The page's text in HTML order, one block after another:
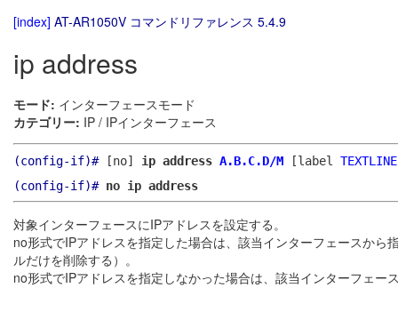
[index] AT-AR1050V コマンドリファレンス 5.4.9
ip address
モード: インターフェースモード
カテゴリー: IP / IPインターフェース
(config-if)#[no] ip address A.B.C.D/M [label TEXTLINE
(config-if)# no ip address
対象インターフェースにIPアドレスを設定する。
no形式でIPアドレスを指定した場合は、該当インターフェースか
ルだけを削除する）。
no形式でIPアドレスを指定しなかった場合は、該当インターフェー